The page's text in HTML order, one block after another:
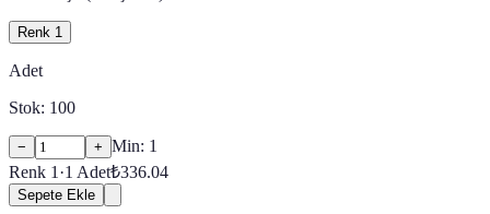
Renk 1
Adet
Stok: 100
− + Min: 1
Renk 1 ·1 Adet₺336.04
Sepete Ekle